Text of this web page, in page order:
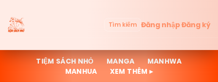
Tìm kiếm Đăng nhậpĐăng ký
TIỆM SÁCH NHỎ MANGA
MANHWA
MANHUA
XEM THÊM ▸